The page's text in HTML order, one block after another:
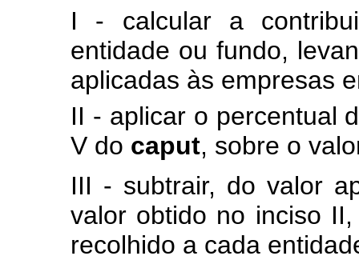
I - calcular a
entidade ou fundo,
aplicadas às empresas
II - aplicar o percentual
V do caput, sobre o
III - subtrair, do valor
valor obtido no inciso
recolhido a cada